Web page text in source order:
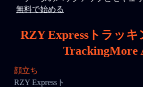
無料で始める
RZY Expressトラッ
TrackingMore
顔立ち
RZY Expressト